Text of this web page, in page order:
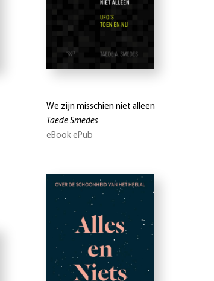
We zijn misschien niet alleen
Taede Smedes
eBook ePub